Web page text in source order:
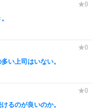
い上司はいない。
るのが良いのか。